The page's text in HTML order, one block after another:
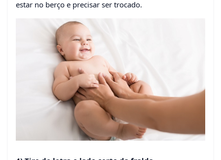
estar no berço e precisar ser trocado.